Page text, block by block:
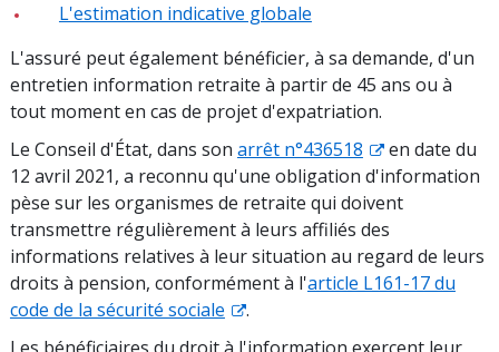
L'estimation indicative globale
L'assuré peut également bénéficier, à sa demande, d'un
entretien information retraite à partir de 45 ans ou à
tout moment en cas de projet d'expatriation.
Le Conseil d'État, dans son arrêt n°436518
en date du
12 avril 2021, a reconnu qu'une obligation d'information
pèse sur les organismes de retraite qui doivent
transmettre régulièrement à leurs affiliés des
informations relatives à leur situation au regard de leurs
droits à pension, conformément à l'article L161-17 du
code de la sécurité sociale
.